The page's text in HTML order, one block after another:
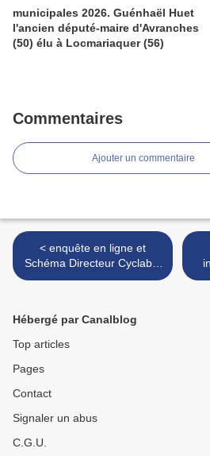
municipales 2026. Guénhaël Huet
l'ancien député-maire d'Avranches
(50) élu à Locmariaquer (56)
Commentaires
Ajouter un commentaire
< enquête en ligne et
Schéma Directeur Cyclable
à l’échelle de l’aire urbaine
Hébergé par Canalblog
Top articles
Pages
Contact
Signaler un abus
C.G.U.